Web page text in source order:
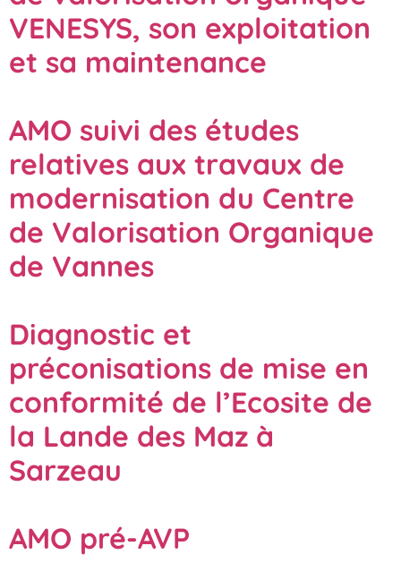
VENESYS, son exploitation
et sa maintenance
AMO suivi des études
relatives aux travaux de
modernisation du Centre
de Valorisation Organique
de Vannes
Diagnostic et
préconisations de mise en
conformité de l’Ecosite de
la Lande des Maz à
Sarzeau
AMO pré-AVP